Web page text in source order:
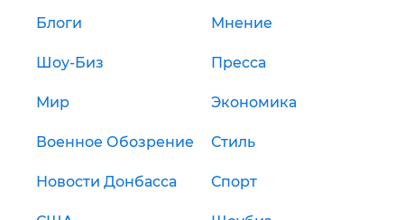
Блоги Мнение
Шоу-Биз Пресса
Мир Экономика
Военное Обозрение Стиль
Новости Донбасса Спорт